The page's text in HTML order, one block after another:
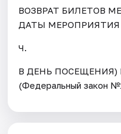
ВОЗВРАТ БИЛЕТОВ
ДАТЫ МЕРОПРИЯТИЯ
Ч.
В ДЕНЬ ПОСЕЩЕНИЯ)
(Федеральный закон